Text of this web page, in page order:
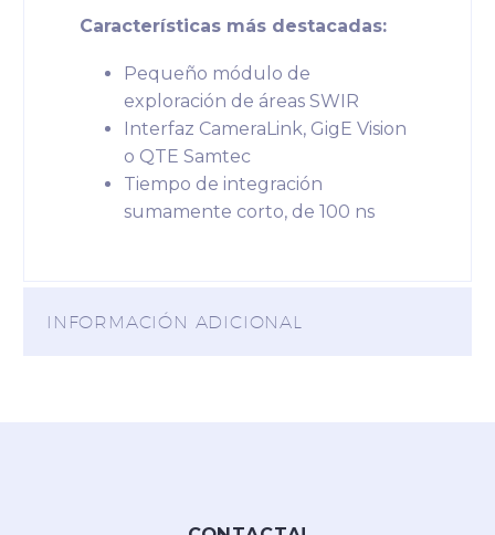
Características más destacadas:
Pequeño módulo de
exploración de áreas SWIR
Interfaz CameraLink, GigE Vision
o QTE Samtec
Tiempo de integración
sumamente corto, de 100 ns
INFORMACIÓN ADICIONAL